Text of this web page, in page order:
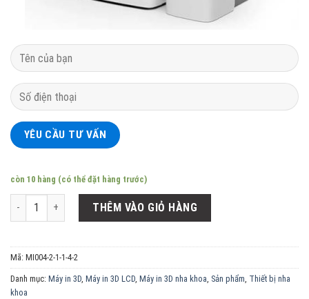
còn 10 hàng (có thể đặt hàng trước)
Máy in 3D Nha khoa PioCreat HALOT-X1 16K số lượng
THÊM VÀO GIỎ HÀNG
Mã: MI004-2-1-1-4-2
Danh mục: Máy in 3D, Máy in 3D LCD, Máy in 3D nha khoa, Sản phẩm, Thiết bị nha
khoa